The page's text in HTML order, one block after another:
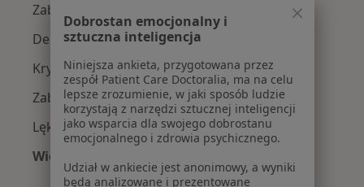
Zaburzenia emocjonalne w Radomiu
Depresja w Radomiu
Kryzys emocjonalny w Radomiu
Zaburzenia nastroju w Radomiu
Lęki w Radomiu
Więcej (15)
Więcej w kategorii: Najczęście leczone
Dobrostan emocjonalny i
sztuczna inteligencja
Niniejsza ankieta, przygotowana przez
zespół Patient Care Doctoralia, ma na celu
lepsze zrozumienie, w jaki sposób ludzie
korzystają z narzędzi sztucznej inteligencji
jako wsparcia dla swojego dobrostanu
emocjonalnego i zdrowia psychicznego.
Udział w ankiecie jest anonimowy, a wyniki
będą analizowane i prezentowane